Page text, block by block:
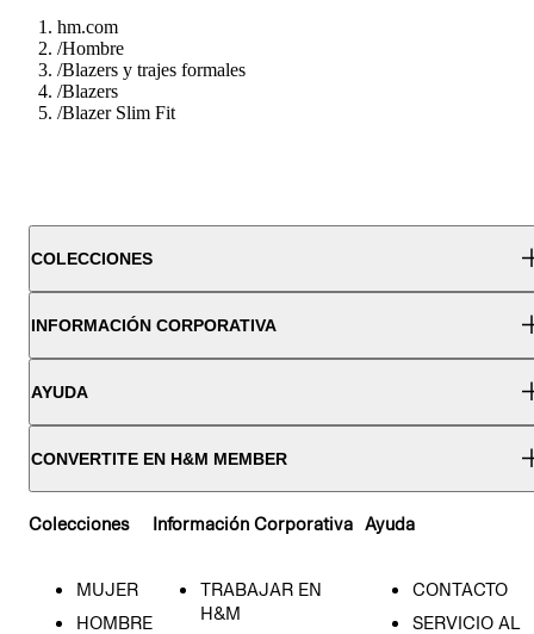
hm.com
/Hombre
/Blazers y trajes formales
/Blazers
/Blazer Slim Fit
COLECCIONES
INFORMACIÓN CORPORATIVA
AYUDA
CONVERTITE EN H&M MEMBER
Colecciones
MUJER
HOMBRE
Información Corporativa
TRABAJAR EN
H&M
Ayuda
CONTACTO
SERVICIO AL